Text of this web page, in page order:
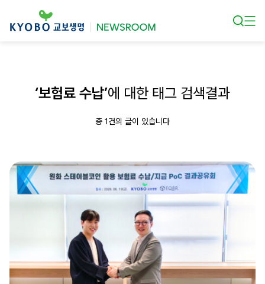
‘보험료 수납’에 대한 태그 검색결과
총 1건의 글이 있습니다